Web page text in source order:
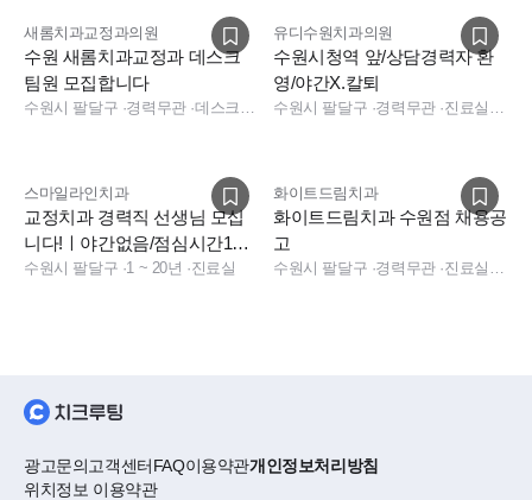
새롬치과교정과의원
수원 새롬치과교정과 데스크
팀원 모집합니다
수원시 팔달구 ·경력무관· 데스크, 데스크, 데스크, 전화응대(CS)
유디수원치과의원
수원시청역 앞/상담경력자 환
영/야간X.칼퇴
수원시 팔달구 ·경력무관· 진료실, 상담, 진료팀장, 진료실, 상담
스마일라인치과
교정치과 경력직 선생님 모십
니다!ㅣ야간없음/점심시간1시
간30분
수원시 팔달구 ·1 ~ 20년 ·진료실
화이트드림치과
화이트드림치과 수원점 채용공
고
수원시 팔달구 ·경력무관· 진료실, 데스크, 전화응대(CS)
광고문의고객센터FAQ이용약관개인정보처리방침
위치정보 이용약관